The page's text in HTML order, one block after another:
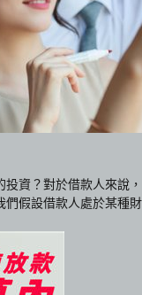
資？對於借款人來說，
們假設借款人處於某種財